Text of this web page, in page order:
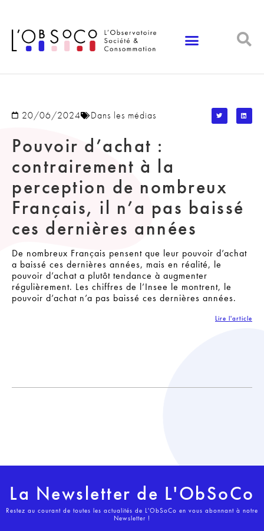
20/06/2024 Dans les médias
Pouvoir d’achat :
contrairement à la
perception de nombreux
Français, il n’a pas baissé
ces dernières années
De nombreux Français pensent que leur pouvoir d’achat
a baissé ces dernières années, mais en réalité, le
pouvoir d’achat a plutôt tendance à augmenter
régulièrement. Les chiffres de l’Insee le montrent, le
pouvoir d’achat n’a pas baissé ces dernières années.
Lire l'article
La Newsletter de L'ObSoCo
Restez au courant de toutes les actualités de L'ObSoCo en vous abonnant à notre
Newsletter !